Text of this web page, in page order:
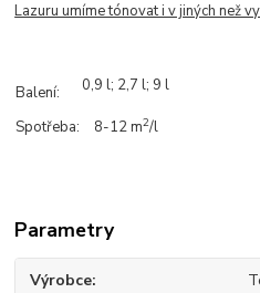
Lazuru umíme tónovat i v jiných než
Balení: 0,9 l; 2,7 l; 9 l
Spotřeba: 8-12 m2/l
Parametry
Výrobce